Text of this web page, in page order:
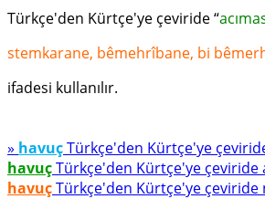
Türkçe'den Kürtçe'ye çeviride “
stemkarane, bêmehrîbane, bi
ifadesi kullanılır.
» havuçTürkçe'den Kürtçe'ye
havuçTürkçe'den Kürtçe'ye çeviride
havuçTürkçe'den Kürtçe'ye çeviride